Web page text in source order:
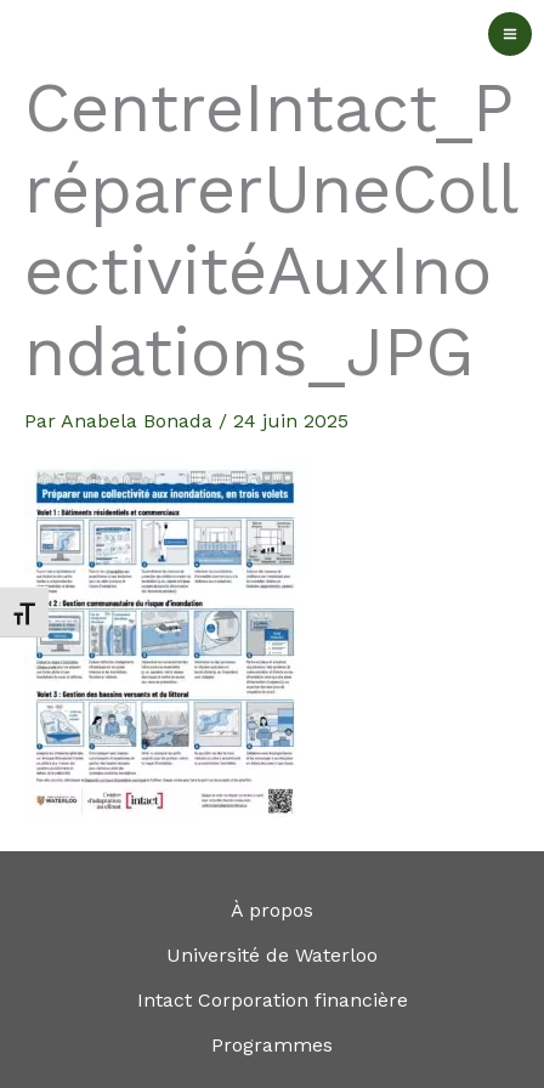
Changer la taille de la police
contenu
CentreIntact_P
réparerUneColl
ectivitéAuxIno
ndations_JPG
Par Anabela Bonada / 24 juin 2025
À propos
Université de Waterloo
Intact Corporation financière
Programmes